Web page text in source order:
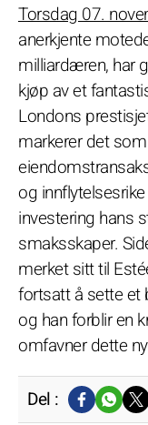
Torsdag 07.
anerkjente
milliardæren, har
kjøp av et
Londons
markerer det
og
investering hans
smaksskaper.
merket sitt til
fortsatt å sette et
og han forblir en
omfavner dette
Del :